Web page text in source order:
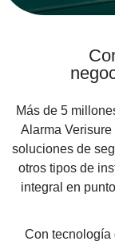
Más de 5
Alarma
soluciones de
otros tipos de
integral en
Con tecnología